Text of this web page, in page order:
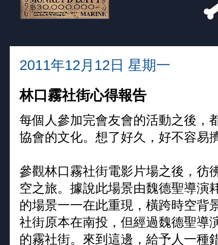
2011年12月12日 星期一
林口霧社街心得報告
每個人參加完會友會的活動之後，
協會的文化。想了好久，好不容易
參觀林口霧社街電影片場之後，彷
空之旅。據說此場景由魏德聖導演
的場景一一在此重現，橫跨時空背
社街原本在南投，但經過魏德聖導
的霧社街。來到這邊，給予人一種